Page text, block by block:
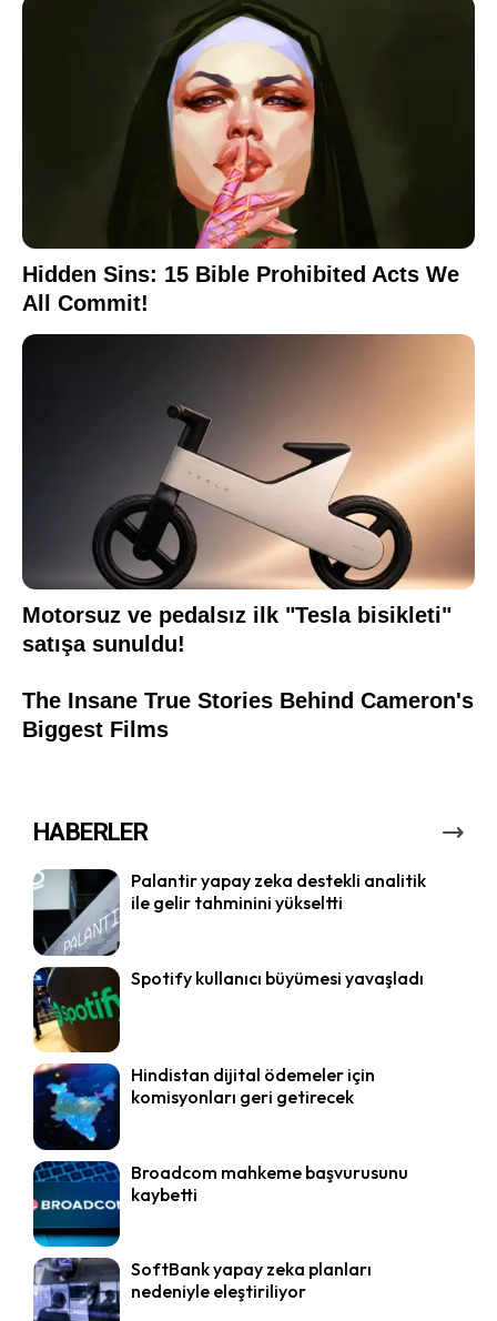
HABERLER
Palantir yapay zeka destekli analitik
ile gelir tahminini yükseltti
Spotify kullanıcı büyümesi yavaşladı
Hindistan dijital ödemeler için
komisyonları geri getirecek
Broadcom mahkeme başvurusunu
kaybetti
SoftBank yapay zeka planları
nedeniyle eleştiriliyor